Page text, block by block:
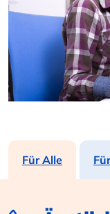
Für Alle